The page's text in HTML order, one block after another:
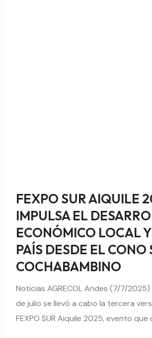
FEXPO SUR AIQUILE
IMPULSA EL
ECONÓMICO LOCAL
PAÍS DESDE EL CONO
COCHABAMBINO
Noticias AGRECOL Andes (7/7/
de julio se llevó a cabo la tercera
FEXPO SUR Aiquile 2025, evento